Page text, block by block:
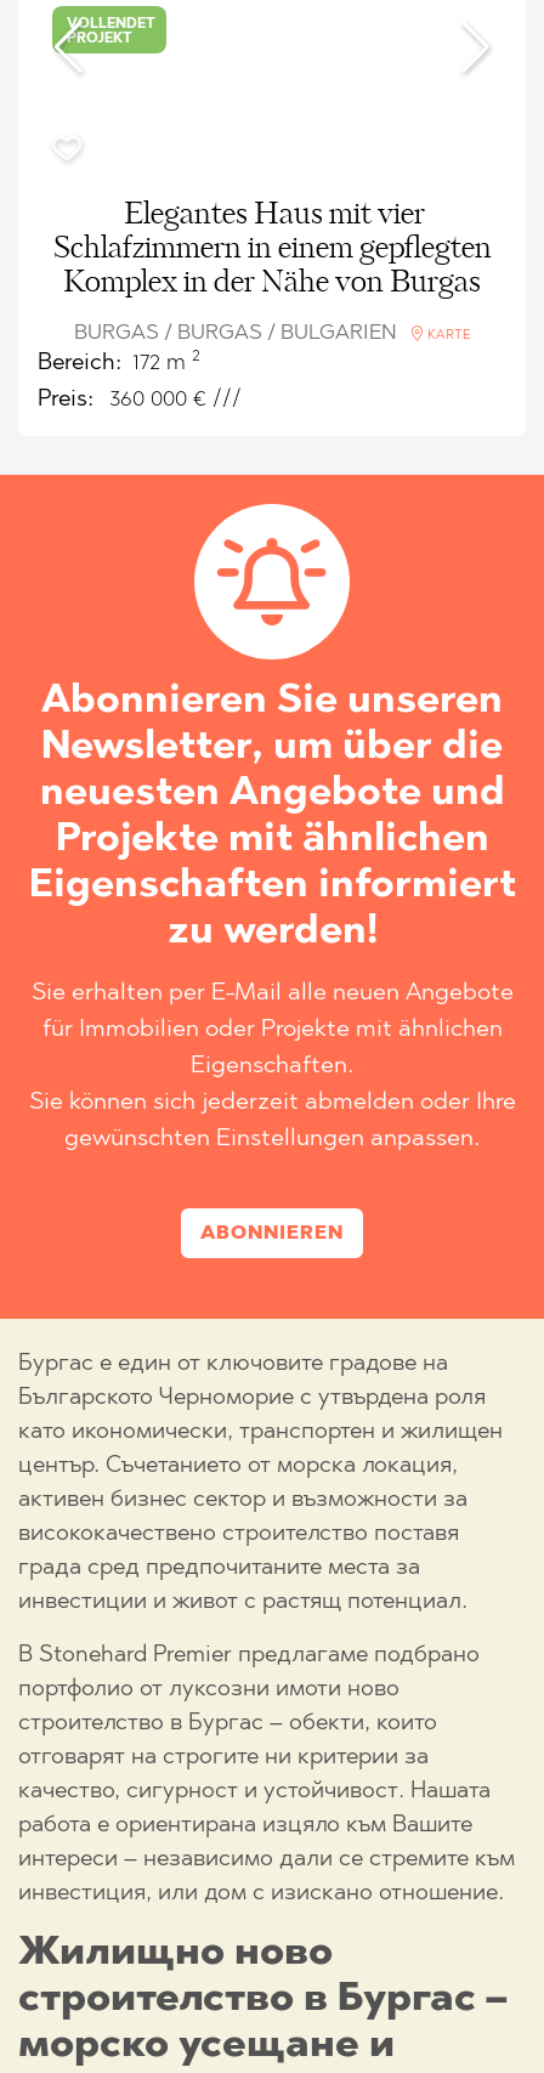
VOLLENDET
PROJEKT
Elegantes Haus mit vier
Schlafzimmern in einem gepflegten
Komplex in der Nähe von Burgas
BURGAS / BURGAS / BULGARIEN KARTE
Bereich: 172 m 2
Preis: 360 000 € ///
Abonnieren Sie unseren
Newsletter, um über die
neuesten Angebote und
Projekte mit ähnlichen
Eigenschaften informiert
zu werden!
Sie erhalten per E-Mail alle neuen Angebote
für Immobilien oder Projekte mit ähnlichen
Eigenschaften.
Sie können sich jederzeit abmelden oder Ihre
gewünschten Einstellungen anpassen.
ABONNIEREN
Бургас е един от ключовите градове на
Българското Черноморие с утвърдена роля
като икономически, транспортен и жилищен
център. Съчетанието от морска локация,
активен бизнес сектор и възможности за
висококачествено строителство поставя
града сред предпочитаните места за
инвестиции и живот с растящ потенциал.
В Stonehard Premier предлагаме подбрано
портфолио от луксозни имоти ново
строителство в Бургас – обекти, които
отговарят на строгите ни критерии за
качество, сигурност и устойчивост. Нашата
работа е ориентирана изцяло към Вашите
интереси – независимо дали се стремите към
инвестиция, или дом с изискано отношение.
Жилищно ново
строителство в Бургас –
морско усещане и